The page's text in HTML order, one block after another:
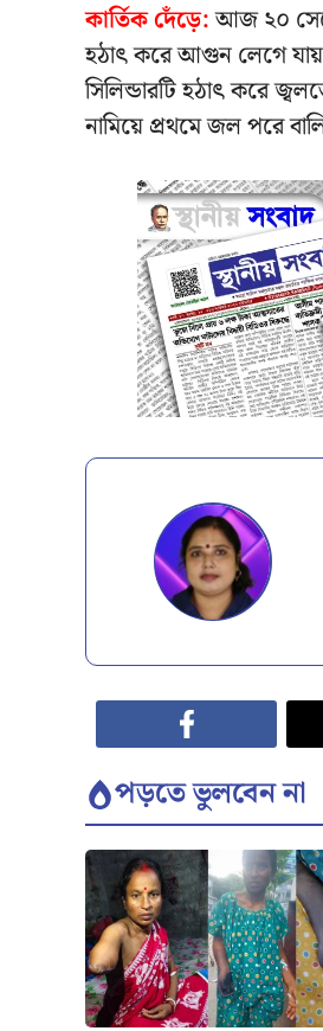
কার্তিক দেঁড়ে:আজ ২০
হঠাৎ করে আগুন লেগে যায়।
সিলিন্ডারটি হঠাৎ করে
নামিয়ে প্রথমে জল পরে
পড়তে ভুলবেন না